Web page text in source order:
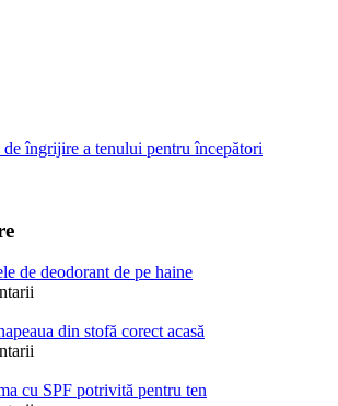
de îngrijire a tenului pentru începători
de deodorant de pe haine
din stofă corect acasă
cu SPF potrivită pentru ten